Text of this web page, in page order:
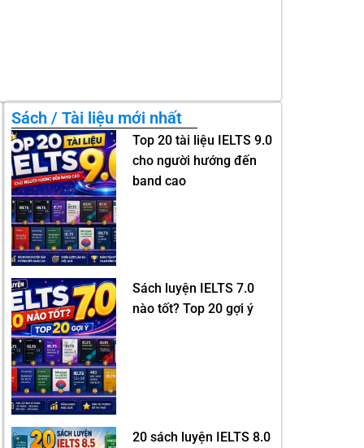
Sách / Tài liệu mới nhất
Top 20 tài liệu IELTS 9.0
cho người hướng đến
band cao
Sách luyện IELTS 7.0
nào tốt? Top 20 gợi ý
20 sách luyện IELTS 8.0